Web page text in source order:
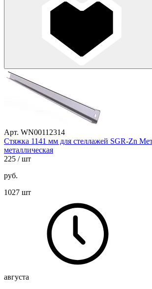
Арт. WN00112314
Стяжка 1141 мм для стеллажей SGR-Zn
металлическая
225 / шт
руб.
1027 шт
августа